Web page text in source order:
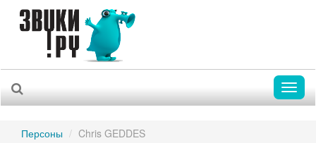
Персоны Chris GEDDES